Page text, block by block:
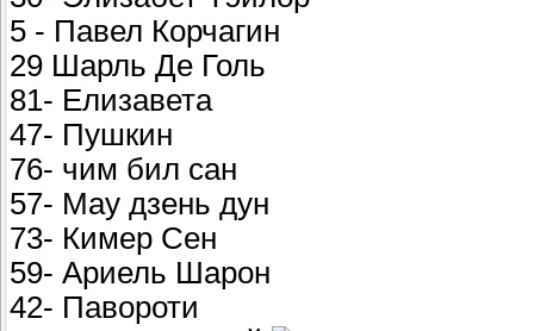
5 - Павел Корчагин
29 Шарль Де Голь
81- Елизавета
47- Пушкин
76- чим бил сан
57- Мау дзень дун
73- Кимер Сен
59- Ариель Шарон
42- Павороти